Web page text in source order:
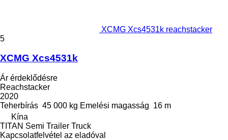
XCMG Xcs4531k reachstacker
5
XCMG Xcs4531k
Ár érdeklődésre
Reachstacker
2020
Teherbírás 45 000 kg Emelési magasság 16 m
Kína
TITAN Semi Trailer Truck
Kapcsolatfelvétel az eladóval